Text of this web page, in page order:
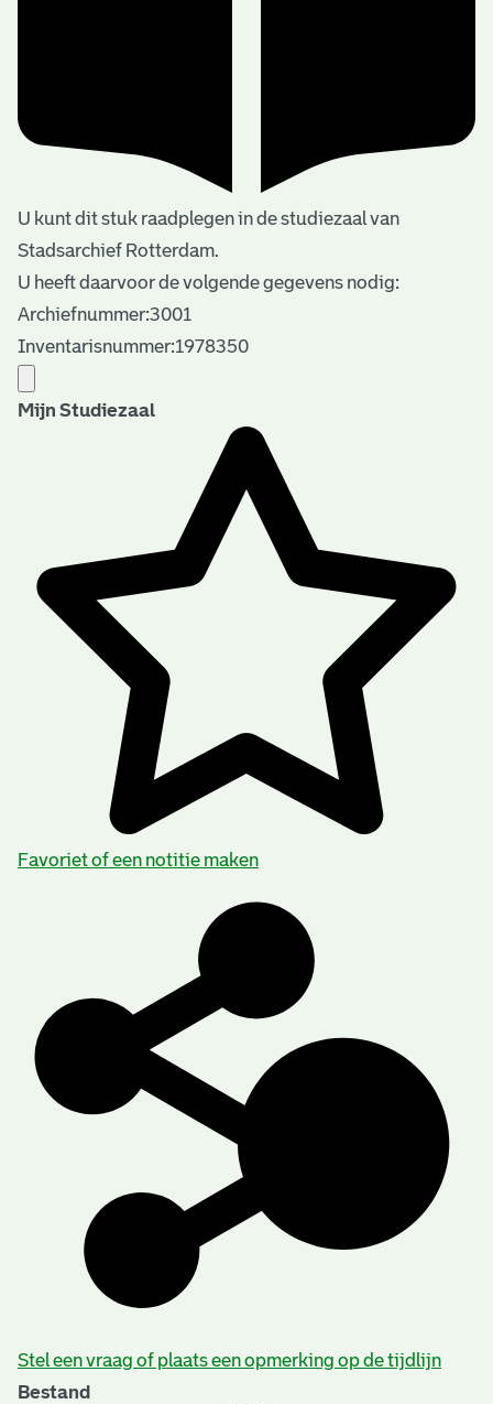
U kunt dit stuk raadplegen in de studiezaal van
Stadsarchief Rotterdam.
U heeft daarvoor de volgende gegevens nodig:
Archiefnummer:3001
Inventarisnummer:1978350
Mijn Studiezaal
Favoriet of een notitie maken
Stel een vraag of plaats een opmerking op de tijdlijn
Bestand